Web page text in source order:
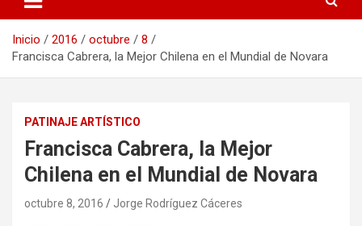
Inicio 2016 octubre
8
Francisca Cabrera, la Mejor Chilena en el Mundial de Novara
PATINAJE ARTÍSTICO
Francisca Cabrera, la Mejor
Chilena en el Mundial de Novara
octubre 8, 2016 Jorge Rodríguez Cáceres